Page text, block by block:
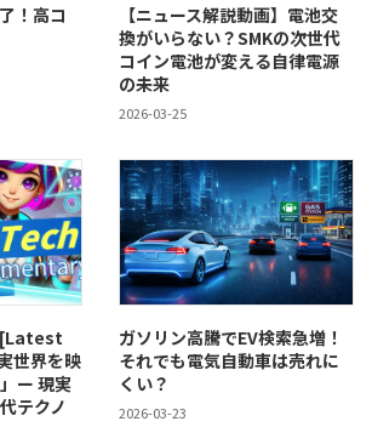
！高コ
【ニュース解説動画】電池交
換がいらない？SMKの次世代
コイン電池が変える自律電源
の未来
2026-03-25
[Latest
世界を映
ー 現実
テクノ
ガソリン高騰でEV検索急増！
それでも電気自動車は売れに
くい？
2026-03-23